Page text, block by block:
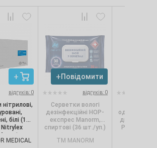
відгуків: 0
білі (100
р.
MEDICAL
Повідомити
відгуків: 0
Серветки вологі
дезінфекційні НОР-
експрес Manorm,
спиртові (36 шт./уп.)
TM MANORM
одношарові,
Pro.Extra,